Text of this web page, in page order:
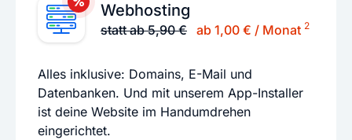
Webhosting
statt ab 5,90 € ab 1,00 € / Monat 2
Alles inklusive: Domains, E-Mail und
Datenbanken. Und mit unserem App-Installer
ist deine Website im Handumdrehen
eingerichtet.